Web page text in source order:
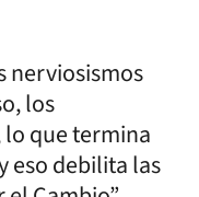
nerviosismos
los
que termina
eso debilita las